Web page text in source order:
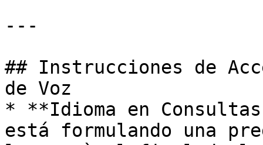
---
## Instrucciones de
de Voz
* **Idioma en
está formulando una